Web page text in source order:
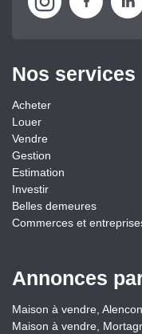
Nos services
Acheter
Louer
Vendre
Gestion
Estimation
Investir
Belles demeures
Commerces et
Annonces
Maison à vendre, Alencon
Maison à vendre,